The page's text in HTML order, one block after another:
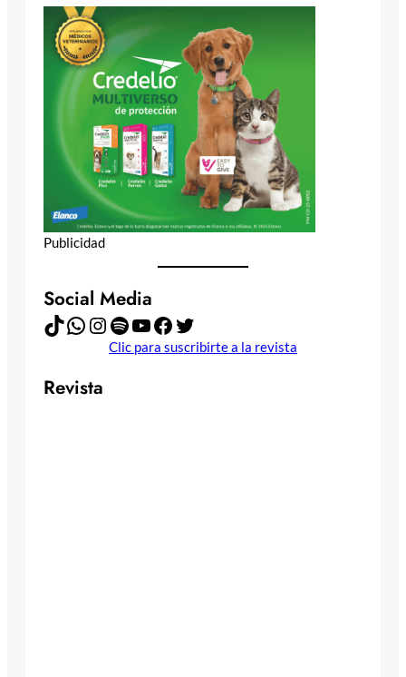
Publicidad
Social Media
TikTok WhatsApp Instagram Spotify YouTube Facebook Twitter
Clic para suscribirte a la revista
Revista